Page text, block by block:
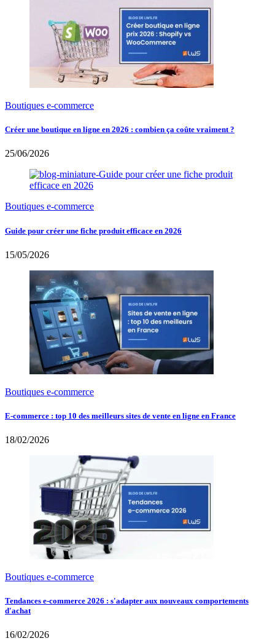
Boutiques e-commerce
Créer une boutique en ligne en 2026 : combien ça coûte vraiment ?
25/06/2026
Boutiques e-commerce
Guide pour créer une fiche produit efficace en 2026
15/05/2026
Boutiques e-commerce
E-commerce : top 10 des meilleurs sites de vente en ligne en France
18/02/2026
Boutiques e-commerce
Tendances e-commerce 2026 : s'adapter aux nouveaux comportements
d'achat
16/02/2026